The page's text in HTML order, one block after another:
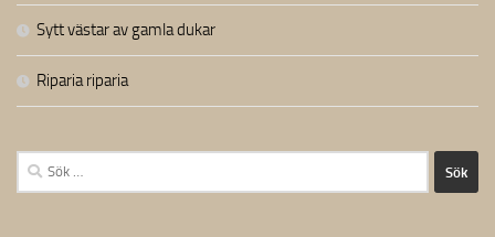
Sytt västar av gamla dukar
Riparia riparia
Sök
efter: